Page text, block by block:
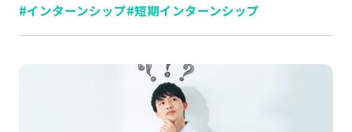
#インターンシップ#短期インターンシップ